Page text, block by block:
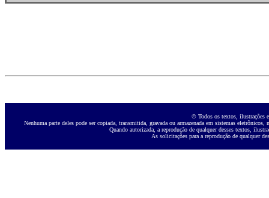
© Todos os textos, ilustrações
Nenhuma parte deles pode ser copiada, transmitida, gravada ou armazenada em sistemas
Quando autorizada, a reprodução de qualquer desses textos,
As solicitações para a reprodução de qualquer